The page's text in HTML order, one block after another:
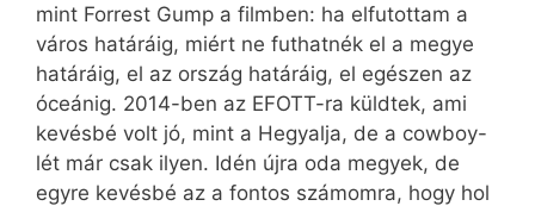
mint Forrest Gump a filmben: ha elfutottam a
város határáig, miért ne futhatnék el a megye
határáig, el az ország határáig, el egészen az
óceánig. 2014-ben az EFOTT-ra küldtek, ami
kevésbé volt jó, mint a Hegyalja, de a cowboy-
lét már csak ilyen. Idén újra oda megyek, de
egyre kevésbé az a fontos számomra, hogy hol